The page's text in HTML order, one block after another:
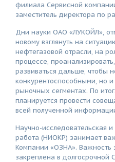
филиала Сервисной
заместитель директора по
Дни науки ОАО «ЛУКОЙЛ»,
новому взглянуть на
нефтегазовой отрасли, на
процессе,
развиваться дальше, чтобы
конкурентоспособными, но
рыночных сегментах. По
планируется провести
всей полученной
Научно-исследовательская
работа (НИОКР) занимает
Компании «ОЗНА». Важность
закреплена в долгосрочной